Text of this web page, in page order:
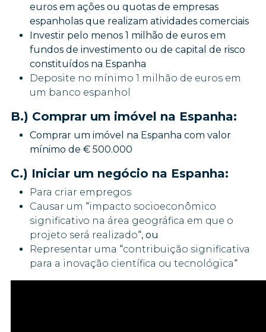
euros em ações ou quotas de empresas
espanholas que realizam atividades comerciais
Investir pelo menos 1 milhão de euros em
fundos de investimento ou de capital de risco
constituídos na Espanha
Deposite no mínimo 1 milhão de euros em
um banco espanhol
B.) Comprar um imóvel na Espanha:
Comprar um imóvel na Espanha com valor
mínimo de € 500.000
C.) Iniciar um negócio na Espanha:
Para criar empregos
Causar um “impacto socioeconômico
significativo na área geográfica em que o
projeto será realizado“, ou
Representar uma “contribuição significativa
para a inovação científica ou tecnológica“